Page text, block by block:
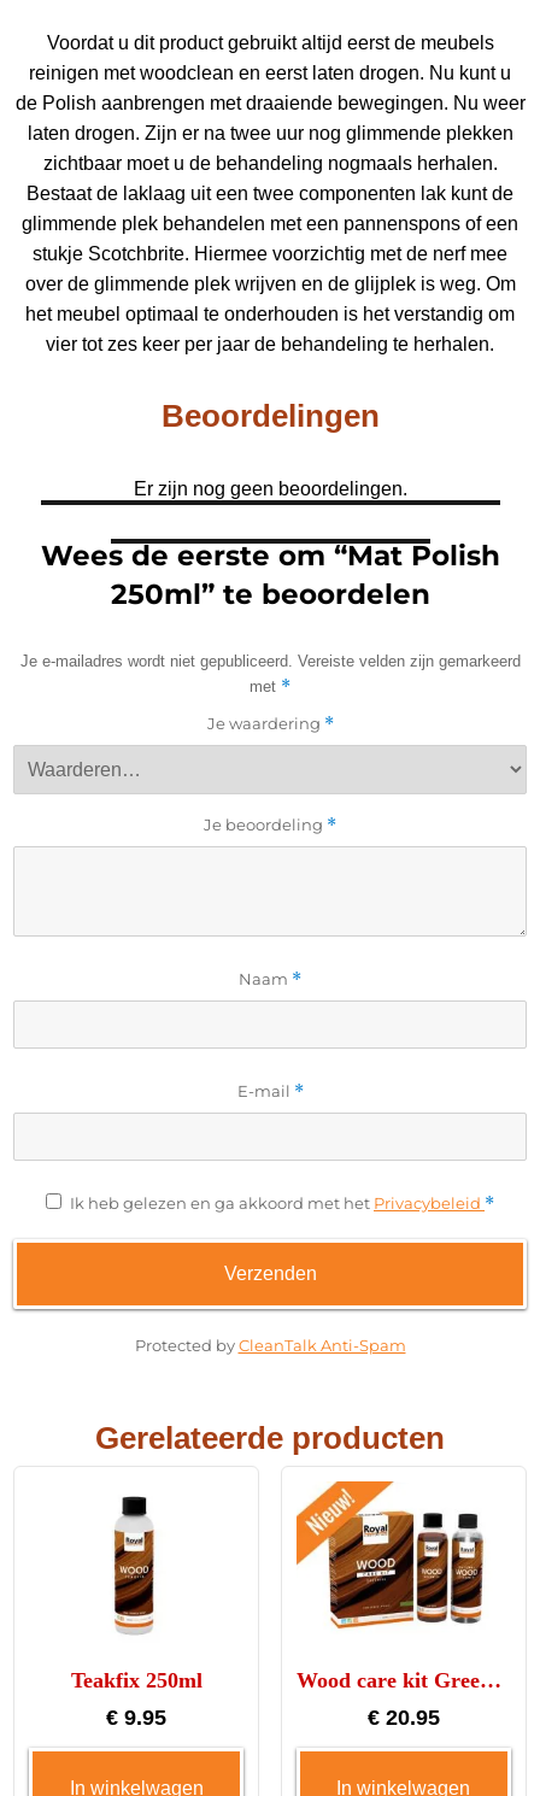
Voordat u dit product gebruikt altijd eerst de meubels
reinigen met woodclean en eerst laten drogen. Nu kunt u
de Polish aanbrengen met draaiende bewegingen. Nu weer
laten drogen. Zijn er na twee uur nog glimmende plekken
zichtbaar moet u de behandeling nogmaals herhalen.
Bestaat de laklaag uit een twee componenten lak kunt de
glimmende plek behandelen met een pannenspons of een
stukje Scotchbrite. Hiermee voorzichtig met de nerf mee
over de glimmende plek wrijven en de glijplek is weg. Om
het meubel optimaal te onderhouden is het verstandig om
vier tot zes keer per jaar de behandeling te herhalen.
Beoordelingen
Er zijn nog geen beoordelingen.
Wees de eerste om “Mat Polish
250ml” te beoordelen
Je e-mailadres wordt niet gepubliceerd. Vereiste velden zijn gemarkeerd
met *
Je waardering *
Je beoordeling *
Naam *
E-mail *
Ik heb gelezen en ga akkoord met het Privacybeleid *
Protected byCleanTalk Anti-Spam
Gerelateerde producten
Teakfix 250ml
€ 9.95
In winkelwagen
Wood care kit Greenfix 250ml
€20.95
In winkelwagen